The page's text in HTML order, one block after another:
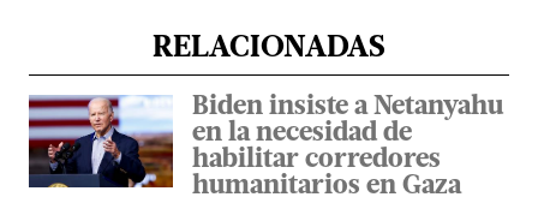
RELACIONADAS
Biden insiste a Netanyahu
en la necesidad de
habilitar corredores
humanitarios en Gaza